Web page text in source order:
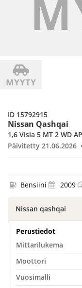
Nissan Qashqai
1,6 Visia 5 MT 2 WD
Päivitetty 21.06.2026
ID 15792915
Bensiini 2009
Nissan qashqai
Perustiedot
Mittarilukema
Moottori
Vuosimalli